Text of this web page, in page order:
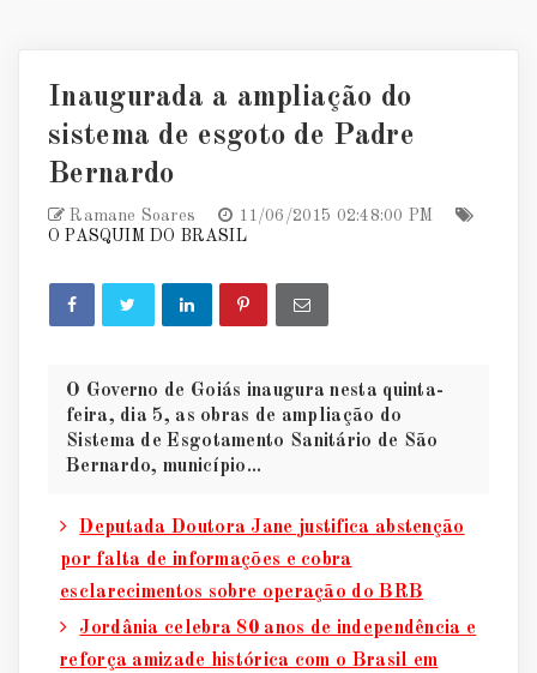
Inaugurada a ampliação do
sistema de esgoto de Padre
Bernardo
Ramane Soares
11/06/2015 02:48:00 PM
O PASQUIM DO BRASIL
O Governo de Goiás inaugura nesta quinta-
feira, dia 5, as obras de ampliação do
Sistema de Esgotamento Sanitário de São
Bernardo, município...
Deputada Doutora Jane justifica abstenção
por falta de informações e cobra
esclarecimentos sobre operação do BRB
Jordânia celebra 80 anos de independência e
reforça amizade histórica com o Brasil em